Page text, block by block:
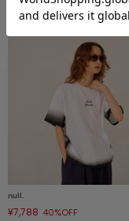
FRAY I.D
ファーファー
gelato pique
ジェラート ピケ
GELATO PIQUE CAT&DOG
ジェラート ピケ キャット
null.
¥7,788 40%OFF